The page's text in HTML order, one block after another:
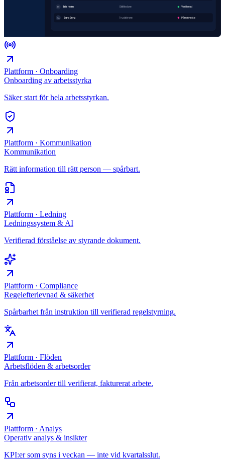
Erik Holm Skiftledare Verifierad
SA Sara Berg Truckförare Påminnelse
Plattform · Onboarding
Onboarding av arbetsstyrka
Säker start för hela arbetsstyrkan.
Plattform · Kommunikation
Kommunikation
Rätt information till rätt person — spårbart.
Plattform · Ledning
Ledningssystem & AI
Verifierad förståelse av styrande dokument.
Plattform · Compliance
Regelefterlevnad & säkerhet
Spårbarhet från instruktion till verifierad regelstyrning.
Plattform · Flöden
Arbetsflöden & arbetsorder
Från arbetsorder till verifierat, fakturerat arbete.
Plattform · Analys
Operativ analys & insikter
KPI:er som syns i veckan — inte vid kvartalsslut.